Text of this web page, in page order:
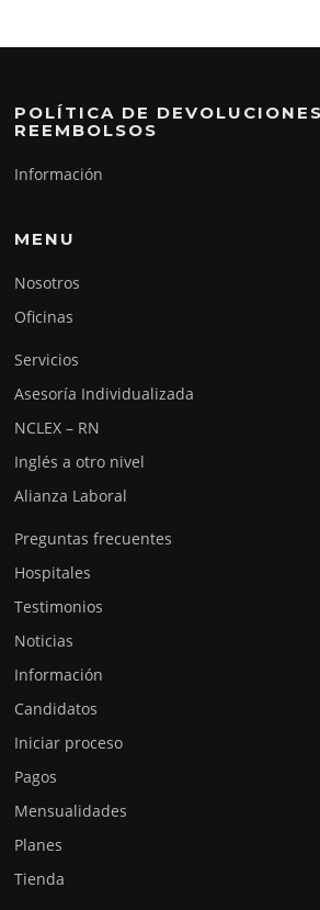
POLÍTICA DE
REEMBOLSOS
Información
MENU
Nosotros
Oficinas
Servicios
Asesoría Individualizada
NCLEX – RN
Inglés a otro nivel
Alianza Laboral
Preguntas frecuentes
Hospitales
Testimonios
Noticias
Información
Candidatos
Iniciar proceso
Pagos
Mensualidades
Planes
Tienda